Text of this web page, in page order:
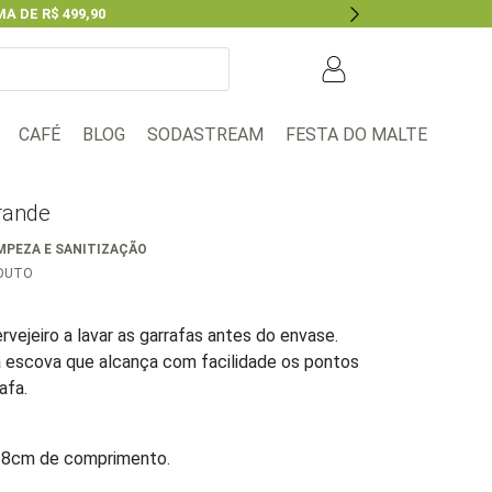
DE R$ 499,90
Next
CAFÉ BLOG SODASTREAM FESTA DO MALTE
E SANITIZAÇÃO
a lavar as garrafas antes do envase.
escova que alcança com facilidade os pontos
de comprimento.